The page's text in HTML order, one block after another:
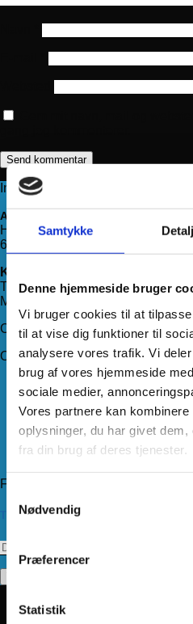
Samtykke
Denne hjemmeside bruger
Vi bruger cookies til at
til at vise dig funktioner til
analysere vores trafik. Vi
brug af vores hjemmeside
sociale medier,
Vores partnere kan
oplysninger, du har givet
fra din brug af deres tjenester.
Nødvendig
Præferencer
Statistik
Information
Adresse
Haderslevvej 78, st.
6200 Aabenraa
Kontakt os
Telefon:71 99 75 88
Mail:
CVR: 33994680
Om Hjemmeudstyr
Om os
Handelsbetingelser
Levering
Kundeservice
Returnering
Privatlivspolitik
Følg os
Tilmeld dig vores nyhedsbrev